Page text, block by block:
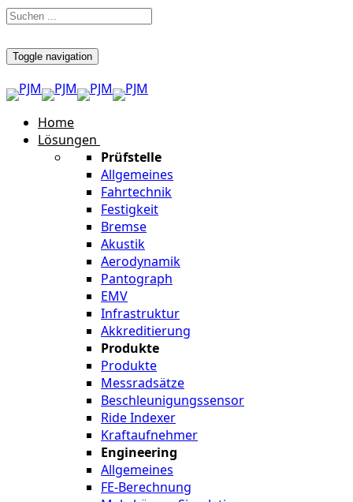
Toggle navigation
Home
Lösungen
Prüfstelle
Allgemeines
Fahrtechnik
Festigkeit
Bremse
Akustik
Aerodynamik
Pantograph
EMV
Infrastruktur
Akkreditierung
Produkte
Produkte
Messradsätze
Beschleunigungssensor
Ride Indexer
Kraftaufnehmer
Engineering
Allgemeines
FE-Berechnung